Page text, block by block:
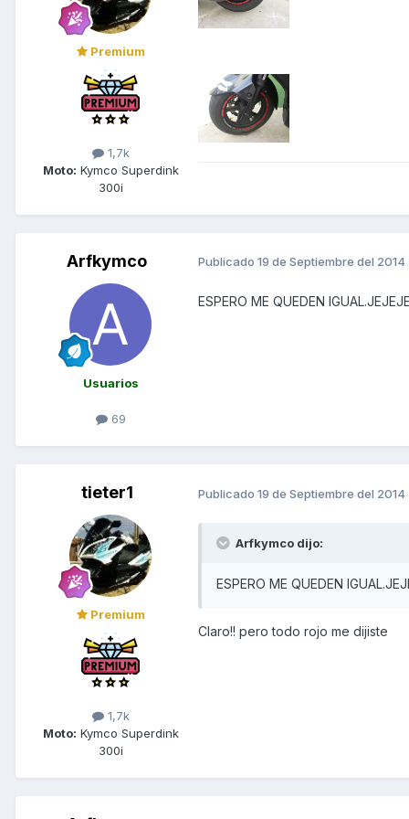
Premium
1,7k
Moto: Kymco Superdink
300i
Arfkymco
Usuarios
69
Publicado 19 de Septiembre del 2014
ESPERO ME QUEDEN IGUAL.JEJEJE
tieter1
Premium
1,7k
Moto: Kymco Superdink
300i
Publicado 19 de Septiembre del 2014
Arfkymco dijo:
ESPERO ME QUEDEN
Claro!! pero todo rojo me dijiste